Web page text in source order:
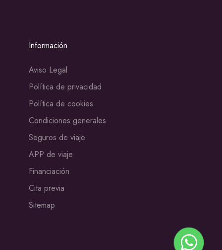
Información
Aviso Legal
Política de privacidad
Política de cookies
Condiciones generales
Seguros de viaje
APP de viaje
Financiación
Cita previa
Sitemap